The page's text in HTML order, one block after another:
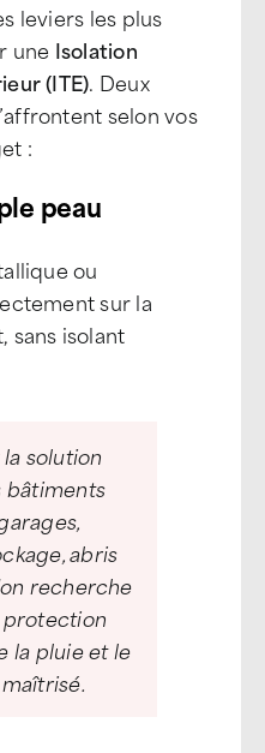
leviers les plus
une Isolation
(ITE). Deux
selon vos
:
peau
ou
sur la
isolant
la solution
bâtiments
abris
recherche
la pluie et le